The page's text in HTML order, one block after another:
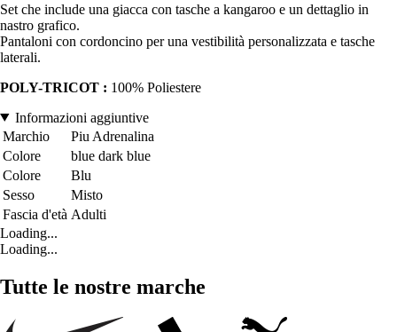
Set che include una giacca con tasche a kangaroo e un dettaglio in
nastro grafico.
Pantaloni con cordoncino per una vestibilità personalizzata e tasche
laterali.
POLY-TRICOT : 100% Poliestere
Informazioni aggiuntive
Marchio
Piu Adrenalina
Colore
blue dark blue
Colore
Blu
Sesso
Misto
Fascia d'età Adulti
Loading...
Loading...
Tutte le nostre marche